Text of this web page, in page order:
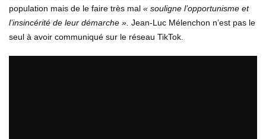
population mais de le faire très mal « souligne l’opportunisme et
l’insincérité de leur démarche ». Jean-Luc Mélenchon n’est pas le
seul à avoir communiqué sur le réseau TikTok.